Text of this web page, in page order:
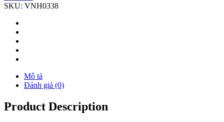
SKU: VNH0338
Mô tả
Đánh giá (0)
Product Description